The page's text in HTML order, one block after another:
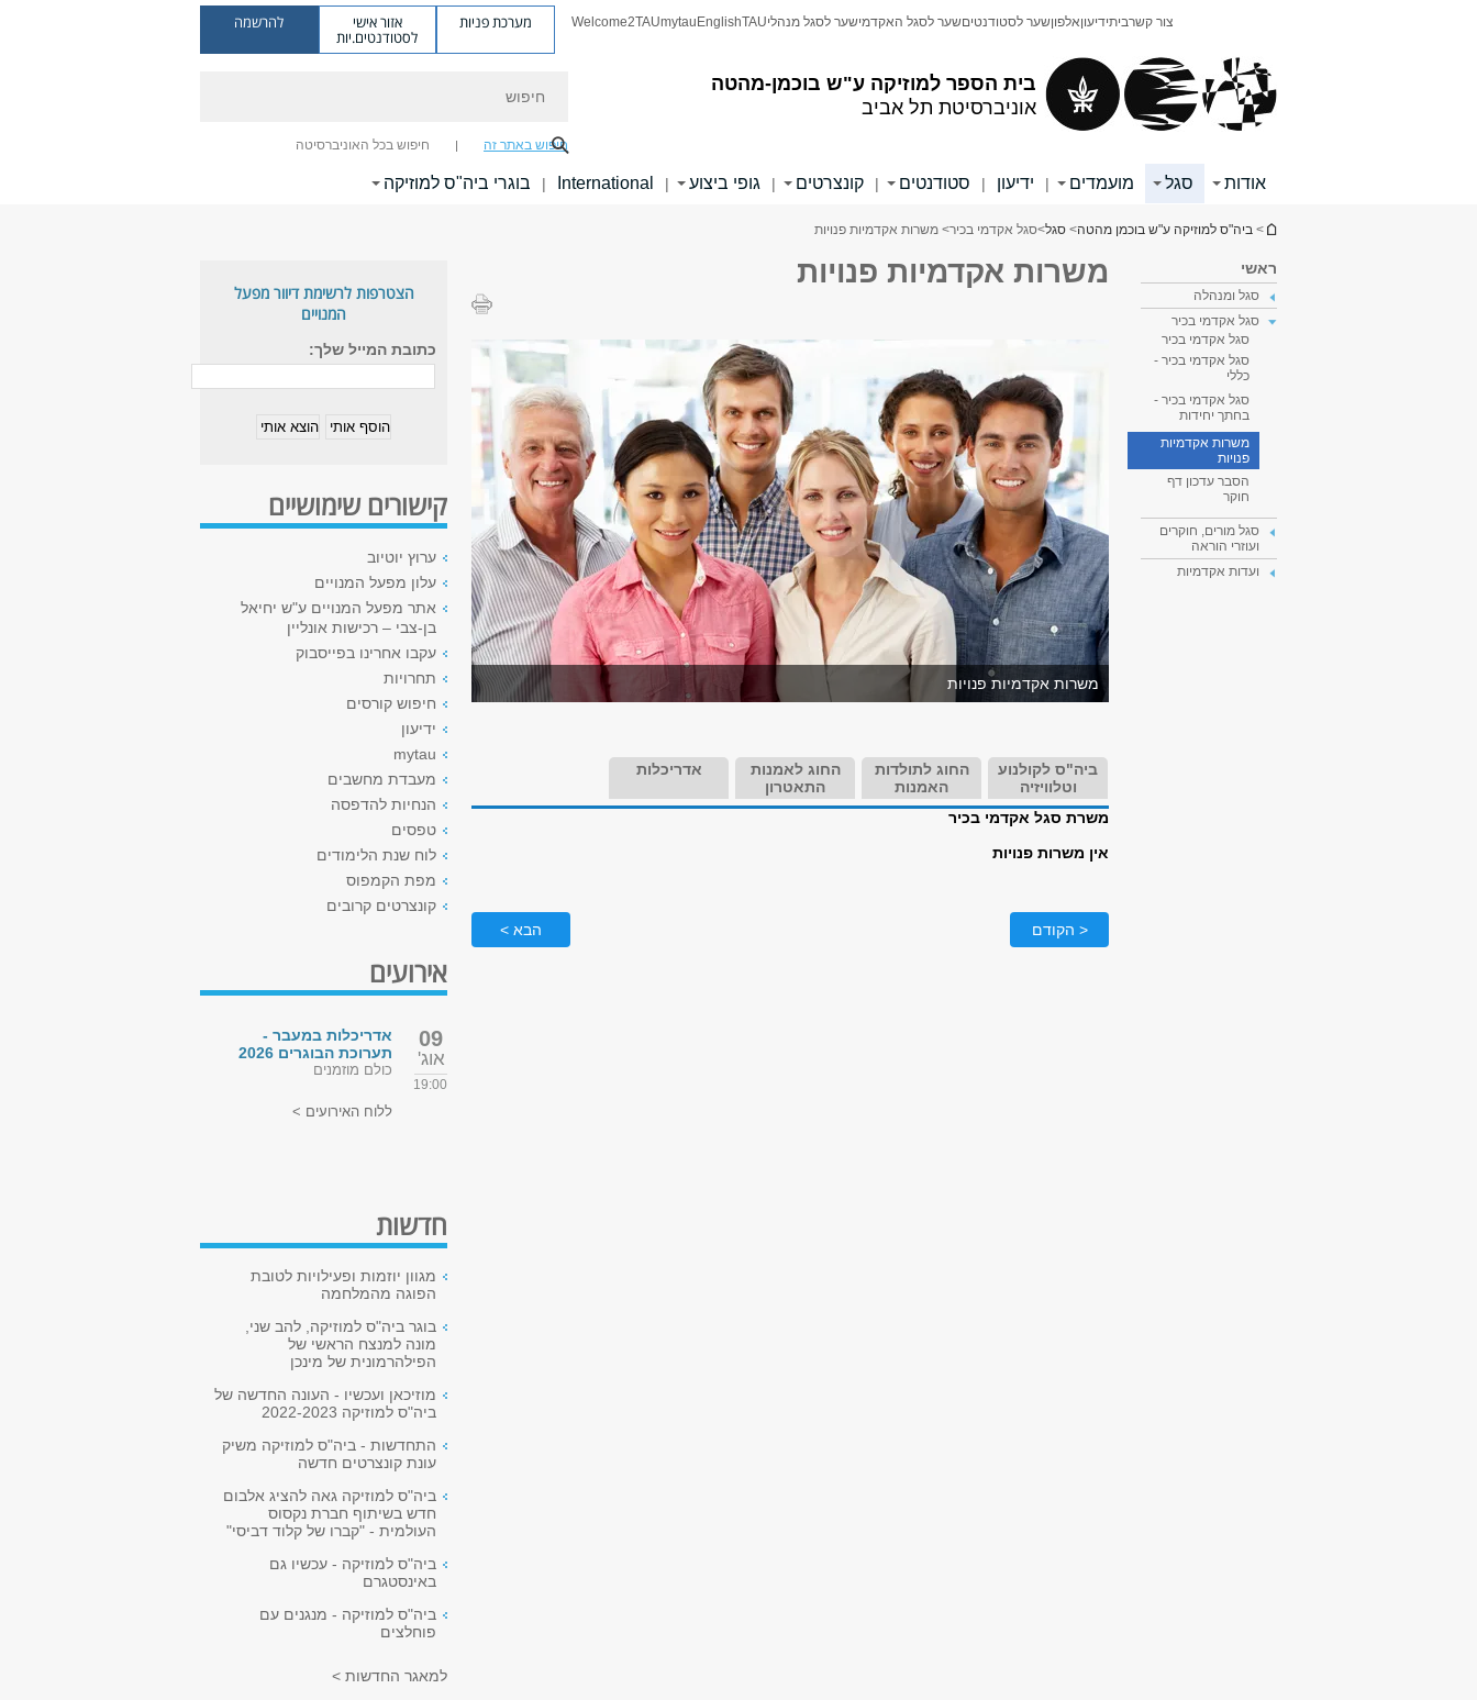
בית הספר למוזיקה ע"ש בוכמן-מהטה
אוניברסיטת תל אביב
צור קשרביתידיעוןאלפוןשער לסטודנטיםשער לסגל האקדמישער לסגל מנהליTAU
English
mytau
Welcome2TAU מערכת פניות אזור אישי
לסטודנטים.יות
להרשמה
חיפוש באתר זה חיפוש בכל האוניברסיטה
אודות סגל מועמדים | ידיעון | סטודנטים | קונצרטים | גופי ביצוע |
International
| בוגרי ביה"ס למוזיקה
הינך נמצא כאן
> ביה"ס למוזיקה ע"ש בוכמן מהטה> סגל>סגל אקדמי בכיר> משרות אקדמיות פנויות
ראשי
סגל ומנהלה
סגל אקדמי בכיר
סגל אקדמי בכיר
סגל אקדמי בכיר -
כללי
סגל אקדמי בכיר -
בחתך יחידות
משרות אקדמיות
פנויות
הסבר עדכון דף
חוקר
סגל מורים, חוקרים
ועוזרי הוראה
ועדות אקדמיות
משרות אקדמיות פנויות
משרות אקדמיות פנויות
ביה"ס לקולנוע
וטלוויזיה
החוג לתולדות
האמנות
החוג לאמנות
התאטרון
אדריכלות
משרת סגל אקדמי בכיר
אין משרות פנויות
< הקודם הבא >
הצטרפות לרשימת דיוור מפעל
המנויים
כתובת המייל שלך:
קישורים שימושיים
ערוץ יוטיוב
עלון מפעל המנויים
אתר מפעל המנויים ע"ש יחיאל
בן-צבי – רכישות אונליין
עקבו אחרינו בפייסבוק
תחרויות
חיפוש קורסים
ידיעון
mytau
מעבדת מחשבים
הנחיות להדפסה
טפסים
לוח שנת הלימודים
מפת הקמפוס
קונצרטים קרובים
אירועים
09
אוג'
19:00
אדריכלות במעבר -
תערוכת הבוגרים 2026
כולם מוזמנים
ללוח האירועים >
חדשות
מגוון יוזמות ופעילויות לטובת
הפוגה מהמלחמה
בוגר ביה"ס למוזיקה, להב שני,
מונה למנצח הראשי של
הפילהרמונית של מינכן
מוזיכאן ועכשיו - העונה החדשה של
ביה"ס למוזיקה 2022-2023
התחדשות - ביה"ס למוזיקה משיק
עונת קונצרטים חדשה
ביה"ס למוזיקה גאה להציג אלבום
חדש בשיתוף חברת נקסוס
העולמית - "קברו של קלוד דביסי"
ביה"ס למוזיקה - עכשיו גם
באינסטגרם
ביה"ס למוזיקה - מנגנים עם
פוחלצים
למאגר החדשות >